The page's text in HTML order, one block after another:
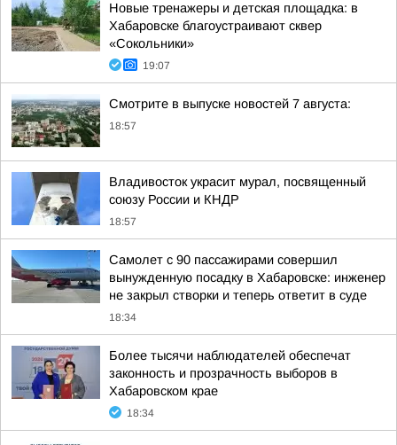
Новые тренажеры и детская площадка: в
Хабаровске благоустраивают сквер
«Сокольники»
19:07
Смотрите в выпуске новостей 7 августа:
18:57
Владивосток украсит мурал, посвященный
союзу России и КНДР
18:57
Самолет с 90 пассажирами совершил
вынужденную посадку в Хабаровске: инженер
не закрыл створки и теперь ответит в суде
18:34
Более тысячи наблюдателей обеспечат
законность и прозрачность выборов в
Хабаровском крае
18:34